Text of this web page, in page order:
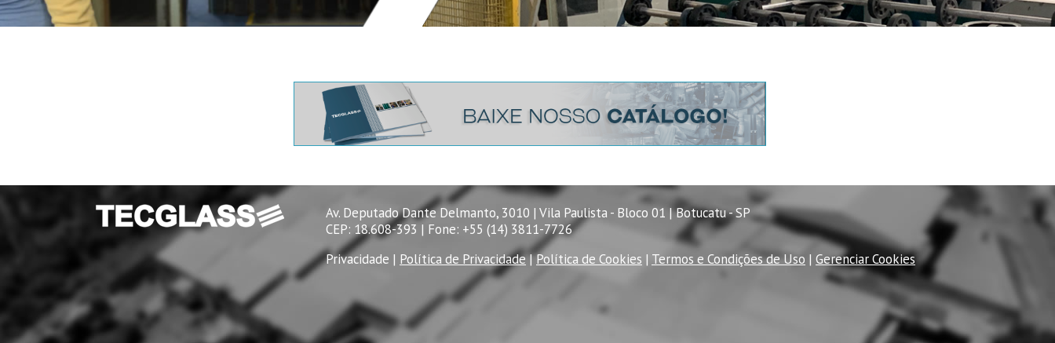
Av. Deputado Dante Delmanto, 3010 | Vila Paulista - Bloco 01 | Botucatu - SP
CEP: 18.608-393 | Fone: +55 (14) 3811-7726
Privacidade | Política de Privacidade|Política de Cookies | Termos e Condições de Uso | Gerenciar Cookies